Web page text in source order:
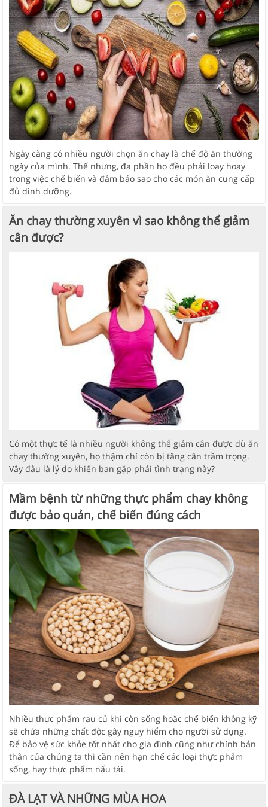
Ngày càng có nhiều người chọn ăn chay là chế độ ăn thường
ngày của mình. Thế nhưng, đa phần họ đều phải loay hoay
trong việc chế biến và đảm bảo sao cho các món ăn cung cấp
đủ dinh dưỡng.
Ăn chay thường xuyên vì sao không thể giảm
cân được?
Có một thực tế là nhiều người không thể giảm cân được dù ăn
chay thường xuyên, họ thậm chí còn bị tăng cân trầm trọng.
Vậy đâu là lý do khiến bạn gặp phải tình trạng này?
Mầm bệnh từ những thực phẩm chay không
được bảo quản, chế biến đúng cách
Nhiều thực phẩm rau củ khi còn sống hoặc chế biến không kỹ
sẽ chứa những chất độc gây nguy hiểm cho người sử dụng.
Để bảo vệ sức khỏe tốt nhất cho gia đình cũng như chính bản
thân của chúng ta thì cần nên hạn chế các loại thực phẩm
sống, hay thực phẩm nấu tái.
ĐÀ LẠT VÀ NHỮNG MÙA HOA